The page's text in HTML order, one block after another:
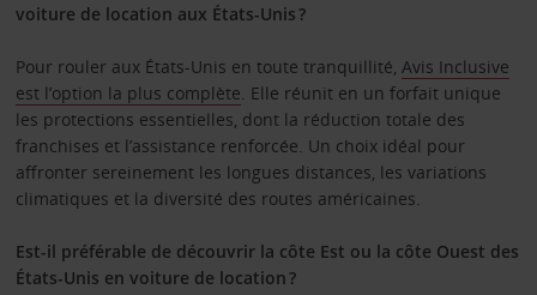
voiture de location aux États-Unis ?
Pour rouler aux États-Unis en toute tranquillité, Avis Inclusive
est l’option la plus complète . Elle réunit en un forfait unique
les protections essentielles, dont la réduction totale des
franchises et l’assistance renforcée. Un choix idéal pour
affronter sereinement les longues distances, les variations
climatiques et la diversité des routes américaines.
Est-il préférable de découvrir la côte Est ou la côte Ouest des
États-Unis en voiture de location ?